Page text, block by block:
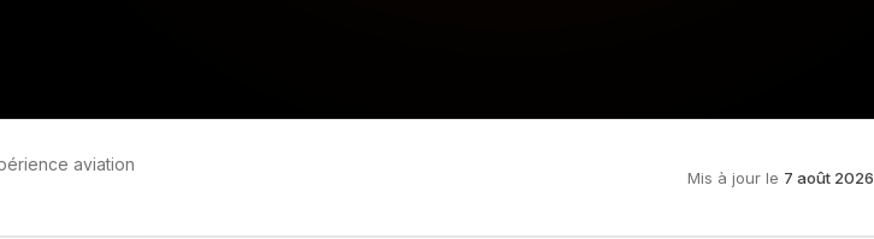
aviation
Mis à jour le 7 août 2026